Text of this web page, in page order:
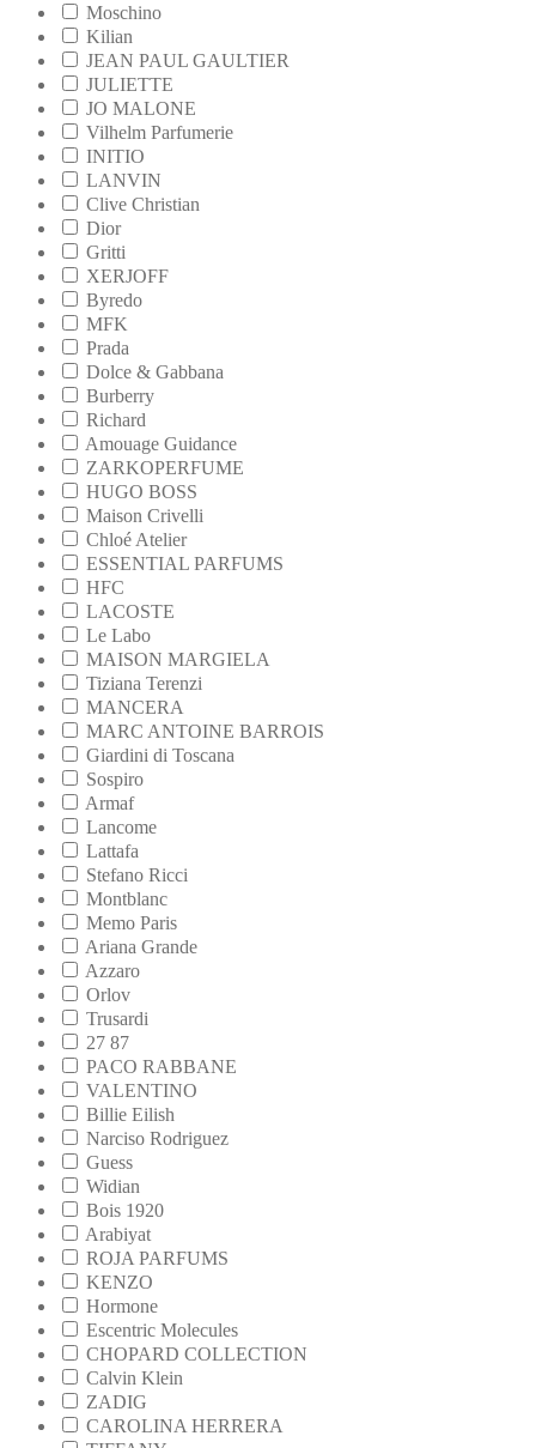
Moschino
Kilian
JEAN PAUL GAULTIER
JULIETTE
JO MALONE
Vilhelm Parfumerie
INITIO
LANVIN
Clive Christian
Dior
Gritti
XERJOFF
Byredo
MFK
Prada
Dolce & Gabbana
Burberry
Richard
Amouage Guidance
ZARKOPERFUME
HUGO BOSS
Maison Crivelli
Chloé Atelier
ESSENTIAL PARFUMS
HFC
LACOSTE
Le Labo
MAISON MARGIELA
Tiziana Terenzi
MANCERA
MARC ANTOINE BARROIS
Giardini di Toscana
Sospiro
Armaf
Lancome
Lattafa
Stefano Ricci
Montblanc
Memo Paris
Ariana Grande
Azzaro
Orlov
Trusardi
27 87
PACO RABBANE
VALENTINO
Billie Eilish
Narciso Rodriguez
Guess
Widian
Bois 1920
Arabiyat
ROJA PARFUMS
KENZO
Hormone
Escentric Molecules
CHOPARD COLLECTION
Calvin Klein
ZADIG
CAROLINA HERRERA